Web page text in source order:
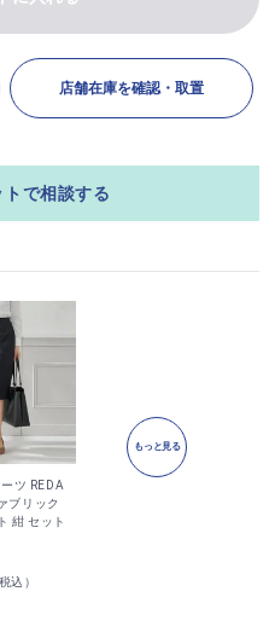
店舗在庫を確認・取置
トで相談する
ツ REDA
ブリック
紺 セット
込）
もっと見る